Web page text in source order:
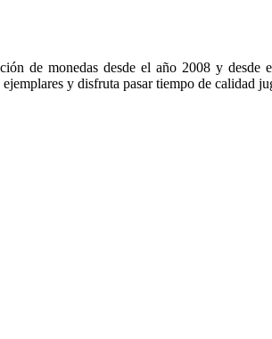
de monedas desde el año 2008 y
y disfruta pasar tiempo de calidad